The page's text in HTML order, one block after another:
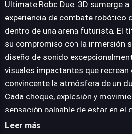
JUEGALO AHORA
Ultimate Robo Duel 3D sumerge
experiencia de combate robótico
dentro de una arena futurista. El
su compromiso con la inmersión
diseño de sonido
visuales impactantes que recrean
convincente la atmósfera de un
Cada choque, explosión y
sensación palpable de estar en el
El juego ofrece versatilidad en
Leer más